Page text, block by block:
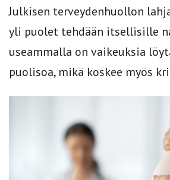
Julkisen terveydenhuollon
yli puolet tehdään itsellisille
useammalla on vaikeuksia
puolisoa, mikä koskee myös